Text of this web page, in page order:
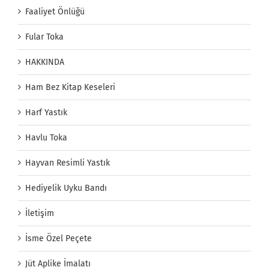
Faaliyet Önlüğü
Fular Toka
HAKKINDA
Ham Bez Kitap Keseleri
Harf Yastık
Havlu Toka
Hayvan Resimli Yastık
Hediyelik Uyku Bandı
İletişim
İsme Özel Peçete
Jüt Aplike İmalatı